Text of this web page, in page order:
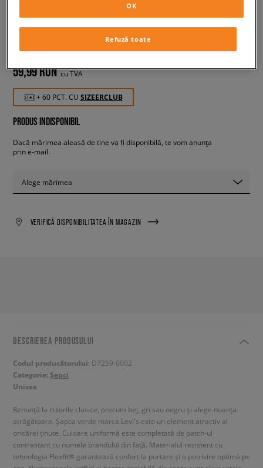
LEVI'S CACIULA GRAPHIC FLEX
FIT CAP
59,99 RON cu TVA
+ 60 PCT. CU SIZEERCLUB
PRODUS INDISPONIBIL
Dacă mărimea aleasă de tine va fi disponibilă, te vom anunța
prin e-mail.
Alege mărimea
VERIFICĂ DISPONIBILITATEA ÎN MAGAZIN
DESCRIEREA PRODUSULUI
Codul producătorului: D7259-0002
Categorie: Șepci
Unisex
Renunță la culorile clasice, precum bej, gri sau negru și alege nuanța
atrăgătoare. Șapca verde marca Levi's este un element atractiv al
oricărei ținute. Culoare uniformă este completată de patch-ul
contrastant cu numele brandului din față. Materialul rezistent cu
tehnologia Flexfit® garantează confort la purtare și o potrivire optimă pe
Refuză toate
OK